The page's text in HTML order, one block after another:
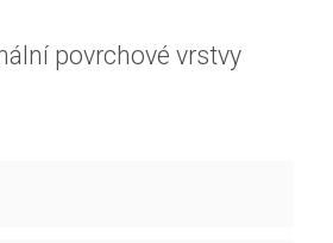
povrchové vrstvy